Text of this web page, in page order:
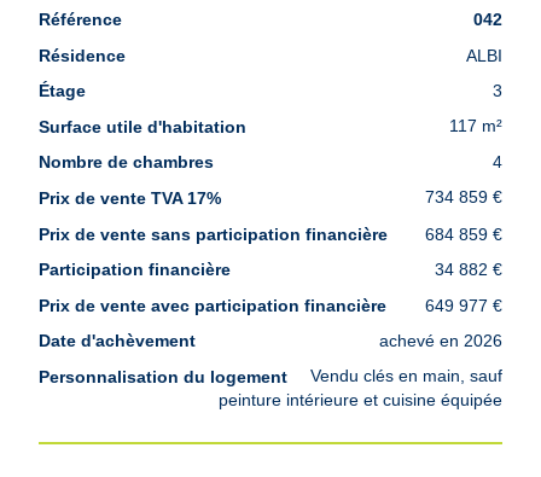
Liste
prix
042
ALBI
3
117 m²
4
734 859 €
684 859 €
34 882 €
649 977 €
achevé en 2026
Vendu clés en main, sauf
peinture intérieure et cuisine équipée